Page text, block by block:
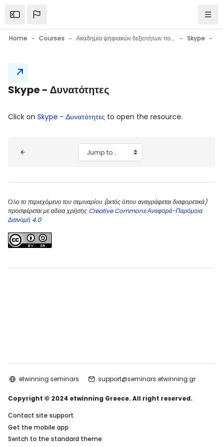
Open the sidebar
Home Courses Ακαδημία ψηφιακών δεξιοτήτων πολιτών Skype
Blocks
Skype - Δυνατότητες
Blocks
Completion requirements
Click on Skype - Δυνατότητες to open the resource.
Jump to...
Όλο το περιεχόμενο του σεμιναρίου (εκτός όπου αναγράφεται διαφορετικά)
προσφέρεται με αδεια χρήσης Creative Commons Αναφορά-Παρόμοια
Διανομή 4.0
etwinning seminars support@seminars.etwinning.gr
Copyright © 2024 etwinning Greece. All right reserved.
Contact site support
Get the mobile app
Switch to the standard theme